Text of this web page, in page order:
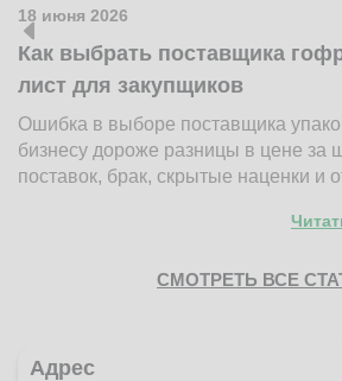
18 июня 2026
Как выбрать поставщика
лист для закупщиков
Ошибка в выборе поставщика
бизнесу дороже разницы в цене за
поставок, брак, скрытые наценки и
СМОТРЕТЬ ВСЕ
Адрес